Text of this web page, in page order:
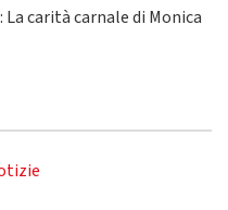
carità carnale di Monica